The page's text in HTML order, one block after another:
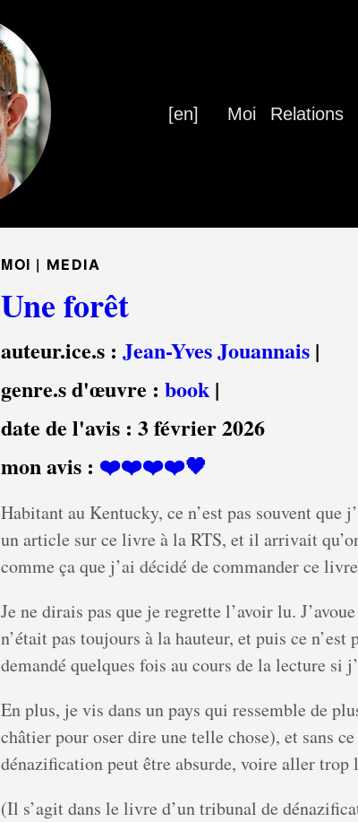
[en] Moi Relations
MOI | MEDIA
Une forêt
auteur.ice.s : Jean-Yves Jouannais |
genre.s d'œuvre : book |
date de l'avis : 3 février 2026
mon avis : ❤️❤️❤️❤️🖤
Habitant au Kentucky, ce n’est pas souvent
un article sur ce livre à la RTS, et il arrivait
comme ça que j’ai décidé de commander ce
Je ne dirais pas que je regrette l’avoir lu.
n’était pas toujours à la hauteur, et puis ce
demandé quelques fois au cours de la lecture si
En plus, je vis dans un pays qui ressemble de
châtier pour oser dire une telle chose), et sans
dénazification peut être absurde, voire aller trop
(Il s’agit dans le livre d’un tribunal de